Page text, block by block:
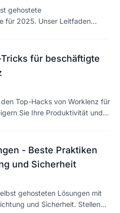
gehostete
für 2025. Unser Leitfaden
für beschäftigte
Top-Hacks von Worklenz für
Sie Ihre Produktivität und
- Beste Praktiken
und Sicherheit
gehosteten Lösungen mit
und Sicherheit. Stellen